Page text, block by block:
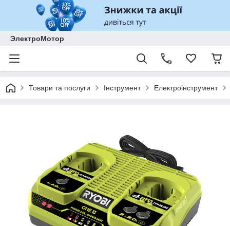
ЭлектроМотор
Товари та послуги Інструмент Електроінструмент